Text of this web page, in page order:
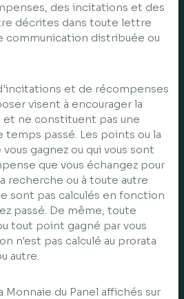
des incitations et des
décrites dans toute lettre
communication distribuée ou
et de récompenses
visent à encourager la
et ne constituent pas une
passé. Les points ou la
gagnez ou qui vous sont
que vous échangez pour
recherche ou à toute autre
sont pas calculés en fonction
passé. De même, toute
tout point gagné par vous
n'est pas calculé au prorata
autre.
Monnaie du Panel affichés sur